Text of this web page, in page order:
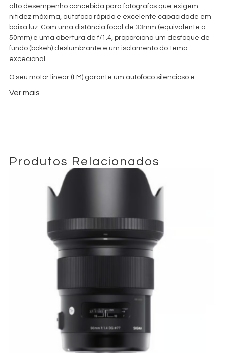
alto desempenho concebida para fotógrafos que exigem
nitidez máxima, autofoco rápido e excelente capacidade em
baixa luz. Com uma distância focal de 33mm (equivalente a
50mm) e uma abertura de f/1.4, proporciona um desfoque de
fundo (bokeh) deslumbrante e um isolamento do tema
excecional.
O seu motor linear (LM) garante um autofoco silencioso e
Ver mais
Produtos Relacionados